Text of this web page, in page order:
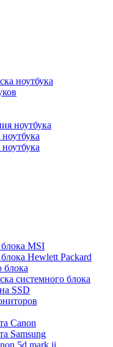
ноутбука
ноутбука
MSI
Hewlett Packard
блока
системного блока
SSD
Canon
Samsung
5d mark ii